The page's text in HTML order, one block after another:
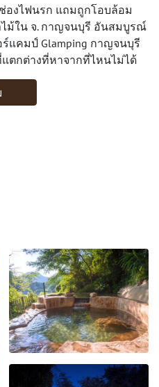
องไฟนรก แถมถูกโอบล้อม
ม้ใน จ. กาญจนบุรี อันสมบูรณ์
แคมป์ Glamping กาญจนบุรี
ตกต่างที่หาจากที่ไหนไม่ได้